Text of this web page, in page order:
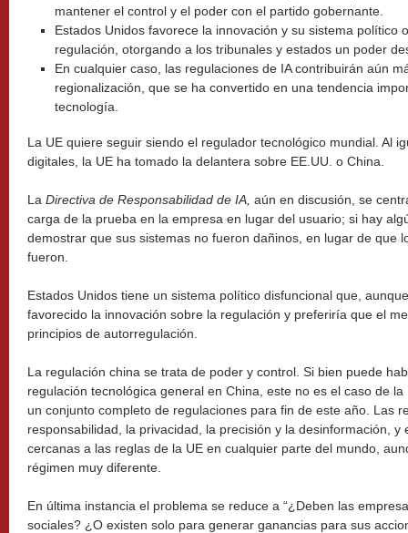
mantener el control y el poder con el partido gobernante.
Estados Unidos favorece la innovación y su sistema político
regulación, otorgando a los tribunales y estados un poder
En cualquier caso, las regulaciones de IA contribuirán aún
regionalización, que se ha convertido en una tendencia
tecnología.
La UE quiere seguir siendo el regulador tecnológico mundial. Al
digitales, la UE ha tomado la delantera sobre EE.UU. o China.
La Directiva de Responsabilidad de IA, aún en discusión, se
carga de la prueba en la empresa en lugar del usuario; si hay
demostrar que sus sistemas no fueron dañinos, en lugar de que
fueron.
Estados Unidos tiene un sistema político disfuncional que,
favorecido la innovación sobre la regulación y preferiría que el
principios de autorregulación.
La regulación china se trata de poder y control. Si bien puede
regulación tecnológica general en China, este no es el caso de
un conjunto completo de regulaciones para fin de este año. Las
responsabilidad, la privacidad, la precisión y la desinformación, y
cercanas a las reglas de la UE en cualquier parte del mundo,
régimen muy diferente.
En última instancia el problema se reduce a “¿Deben las
sociales? ¿O existen solo para generar ganancias para sus